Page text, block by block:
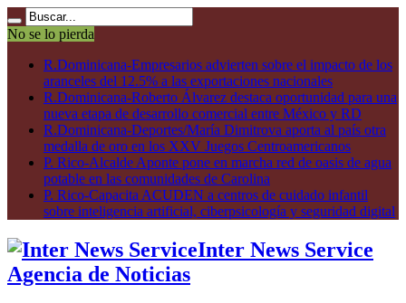
No se lo pierda
R.Dominicana-Empresarios advierten sobre el impacto de los
aranceles del 12.5% a las exportaciones nacionales
R.Dominicana-Roberto Álvarez destaca oportunidad para una
nueva etapa de desarrollo comercial entre México y RD
R.Dominicana-Deportes/María Dimitrova aporta al país otra
medalla de oro en los XXV Juegos Centroamericanos
P. Rico-Alcalde Aponte pone en marcha red de oasis de agua
potable en las comunidades de Carolina
P. Rico-Capacita ACUDEN a centros de cuidado infantil
sobre inteligencia artificial, ciberpsicología y seguridad digital
Inter News Service
Agencia de Noticias